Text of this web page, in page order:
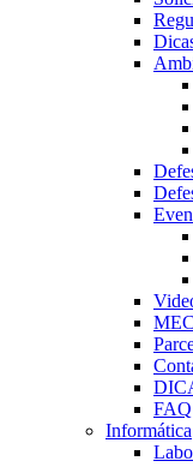
MEC
FAQ
Informática